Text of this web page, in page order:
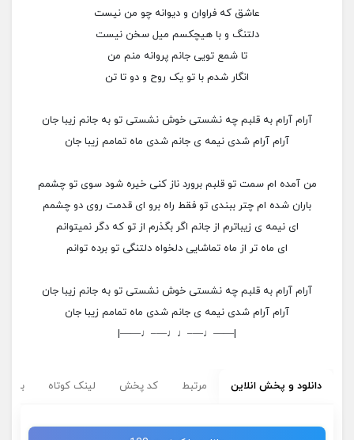
عاشق که فراوان و دیوانه چو من نیست
دلتنگ و با هیچکسم میل سخن نیست
تا شمع تویی جانم پروانه منم من
انگار شدم با تو یک روح و دو تا تن
آرام آرام به قلبم چه نشستی خوش نشستی تو به جانم زیبا جان
آرام آرام شدی نیمه ی جانم شدی ماه تمامم زیبا جان
من آمده ام سمت تو قلبم برورد ناز کنی خیره شود سوی تو چشمم
باران شده ام چتر ببندی تو فقط راه برو ای قدمت روی دو چشمم
ای نیمه ی زیباترم از جانم اگر بگذرم از تو که دگر نمیتوانم
ای ماه تر از ماه تماشایی دلخواه دلتنگی تو برده توانم
آرام آرام به قلبم چه نشستی خوش نشستی تو به جانم زیبا جان
آرام آرام شدی نیمه ی جانم شدی ماه تمامم زیبا جان
|——♩—–♩♩—–♩——|
دانلود و پخش انلاین مرتبط کد پخش لینک کوتاه